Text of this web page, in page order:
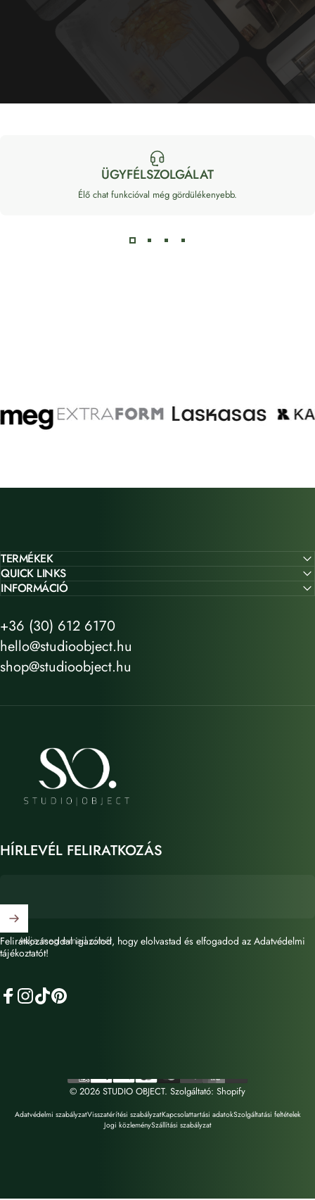
ÜGYFÉLSZOLGÁLAT
Élő chat funkcióval még gördülékenyebb.
TERMÉKEK
QUICK LINKS
INFORMÁCIÓ
+36 (30) 612 6170
hello@studioobject.hu
shop@studioobject.hu
STUDIO OBJECT
HÍRLEVÉL FELIRATKOZÁS
Adja meg e-mail címét
Feliratkozásoddal igazolod, hogy elolvastad és elfogadod az Adatvédelmi
tájékoztatót!
© 2026 STUDIO OBJECT. Szolgáltató: Shopify
Adatvédelmi szabályzatVisszatérítési szabályzatKapcsolattartási adatokSzolgáltatási feltételek
Jogi közleménySzállítási szabályzat